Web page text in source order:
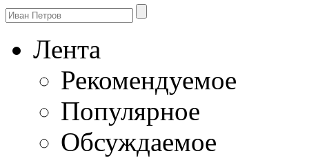
Лента
Рекомендуемое
Популярное
Обсуждаемое